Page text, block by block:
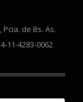
de Bs. As.
11-4283-0062